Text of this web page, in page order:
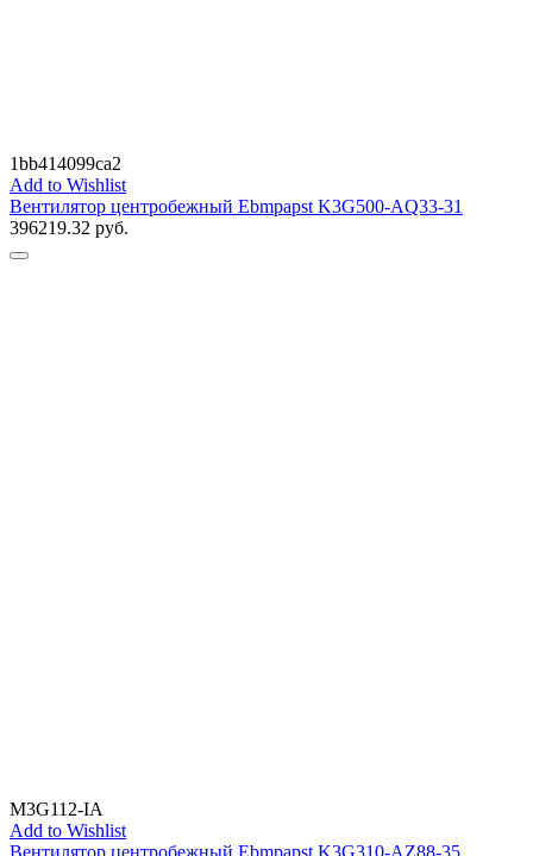
1bb414099ca2
Add to Wishlist
Вентилятор центробежный Ebmpapst K3G500-AQ33-31
396219.32 руб.
M3G112-IA
Add to Wishlist